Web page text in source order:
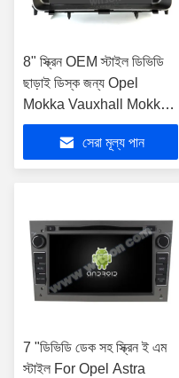
8" স্ক্রিন OEM স্টাইল ডিভিডি
ছাড়াই ডিস্ক জন্য Opel
Mokka Vauxhall Mokka
2012-2016 কার মাল্টিমিডিয়া
স্টেরিও জিপিএস CarPlay
প্লেয়ার ((HB
সেরা মূল্য পান
7 "ডিভিডি ডেক সহ স্ক্রিন ই এম
স্টাইল For Opel Astra